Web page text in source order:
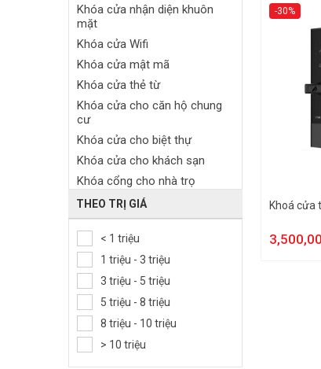
Khóa cửa nhận diện khuôn
mặt
Khóa cửa Wifi
Khóa cửa mật mã
Khóa cửa thẻ từ
Khóa cửa cho căn hộ chung
cư
Khóa cửa cho biệt thự
Khóa cửa cho khách sạn
Khóa cổng cho nhà trọ
Khóa cửa gỗ
Khóa cửa sắt ngoài trời
Khóa cửa nhôm
Khóa cửa kính
Khóa tủ khách sạn
Khóa cửa tủ đồ
THEO TRỊ GIÁ
< 1 triệu
1 triệu - 3 triệu
3 triệu - 5 triệu
5 triệu - 8 triệu
8 triệu - 10 triệu
> 10 triệu
-30%
Khoá cửa